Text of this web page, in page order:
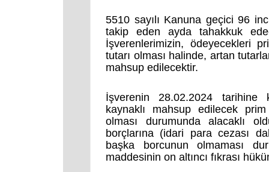
5510 sayılı Kanuna geçici 96
takip eden ayda tahakkuk
İşverenlerimizin, ödeyecekleri
tutarı olması halinde, artan
mahsup edilecektir.
İşverenin 28.02.2024 tarihine
kaynaklı mahsup edilecek prim
olması durumunda alacaklı
borçlarına (idari para cezası
başka borcunun olmaması
maddesinin on altıncı fıkrası